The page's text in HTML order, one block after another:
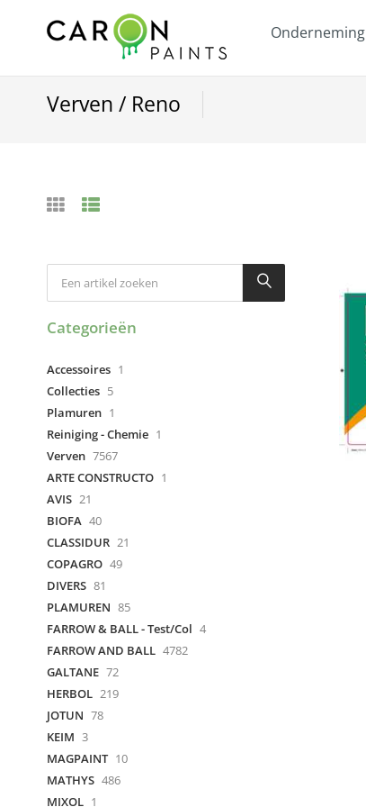
Onderneming
Verven / Reno
Categorieën
Accessoires 1
Collecties 5
Plamuren 1
Reiniging - Chemie 1
Verven 7567
ARTE CONSTRUCTO 1
AVIS 21
BIOFA 40
CLASSIDUR 21
COPAGRO 49
DIVERS 81
PLAMUREN 85
FARROW & BALL - Test/Col 4
FARROW AND BALL 4782
GALTANE 72
HERBOL 219
JOTUN 78
KEIM 3
MAGPAINT 10
MATHYS 486
MIXOL 1